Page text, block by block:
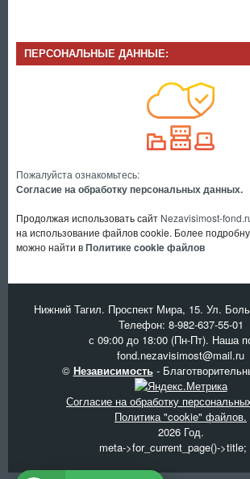
ПЕРСОНАЛЬНЫЕ ДАННЫЕ:
Пожалуйста ознакомьтесь:
Согласие на обработку персональных данных.
Продолжая использовать сайт Nezavisimost-
на использование файлов cookie. Более
можно найти вПолитике cookie файлов
Нижний Тагил. Проспект Мира, 15. Ул.
Телефон: 8-982-637-55-01
с 09:00 до 18:00 (Пн-Пт). Наша
fond.nezavisimost@mail.ru
© Независимость-
Согласие на обработку
Политика "cookie" файлов.
2026 Год.
meta->for_current_page()->title;